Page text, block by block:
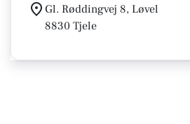
Gl. Røddingvej 8, Løvel
8830 Tjele